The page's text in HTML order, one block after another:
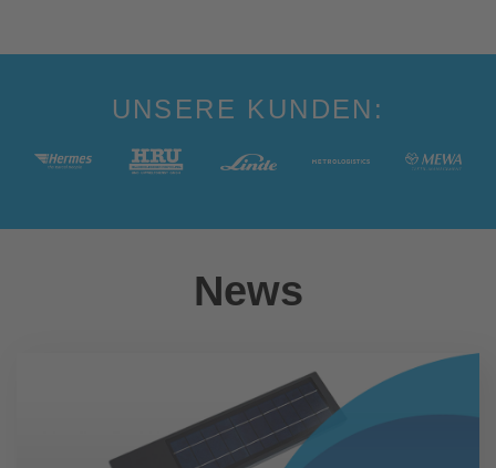
UNSERE KUNDEN:
News